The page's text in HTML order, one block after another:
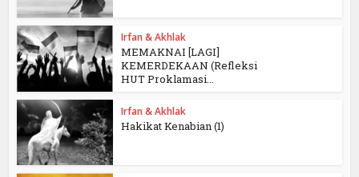
Irfan & Akhlak
MEMAKNAI [LAGI]
KEMERDEKAAN (Refleksi
HUT Proklamasi...
Irfan & Akhlak
Hakikat Kenabian (1)